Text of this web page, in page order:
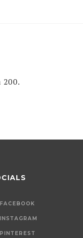
FACEBOOK
INSTAGRAM
PINTEREST